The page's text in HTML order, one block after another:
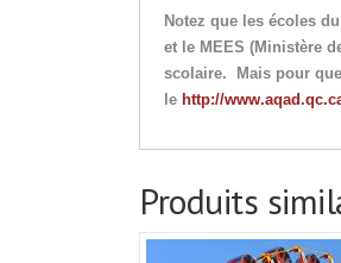
Notez que les écoles
et le MEES (Ministère
scolaire. Mais pour
le http://
Produits